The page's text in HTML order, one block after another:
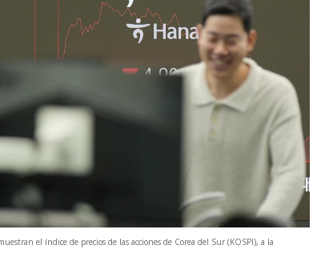
el índice de precios de las acciones de Corea del Sur (KOSPI), a la